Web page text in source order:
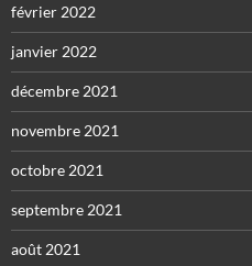
février 2022
janvier 2022
décembre 2021
novembre 2021
octobre 2021
septembre 2021
août 2021